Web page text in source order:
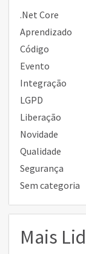
.Net Core
Aprendizado
Código
Evento
Integração
LGPD
Liberação
Novidade
Qualidade
Segurança
Sem categoria
Mais